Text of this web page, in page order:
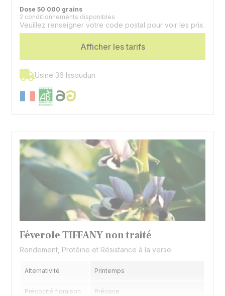
Dose 50 000 grains
2 conditionnements disponibles
Veuillez renseigner votre code postal pour voir les prix.
Afficher les tarifs
Usine 36 Issoudun
Féverole TIFFANY non traité
Rendement, Protéine et Résistance à la verse
Alternativité Printemps
Précocité floraison Précoce